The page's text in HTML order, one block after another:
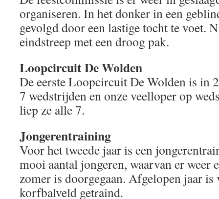
organiseren. In het donker in een
gevolgd door een lastige tocht te voet.
eindstreep met een droog pak.
Loopcircuit De Wolden
De eerste Loopcircuit De Wolden is in
7 wedstrijden en onze veelloper op
liep ze alle 7.
Jongerentraining
Voor het tweede jaar is een
mooi aantal jongeren, waarvan er weer
zomer is doorgegaan. Afgelopen jaar is
korfbalveld getraind.